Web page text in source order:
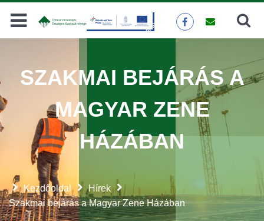
Keresés
Kezdőoldal
Hírek
Szakmai bejárás a Magyar Zene Házában
SZAKMAI BEJÁRÁS A
MAGYAR ZENE
HÁZÁBAN